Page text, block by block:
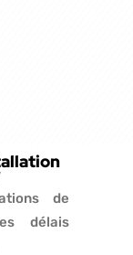
de
délais